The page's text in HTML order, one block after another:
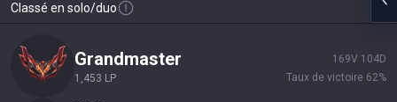
Classé en solo/duo
grandmaster
1,453 LP
169V 104D
Taux de victoire 62%